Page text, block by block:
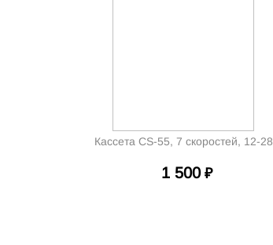
Кассета CS-55, 7 скоростей, 12-28
1 500 ₽